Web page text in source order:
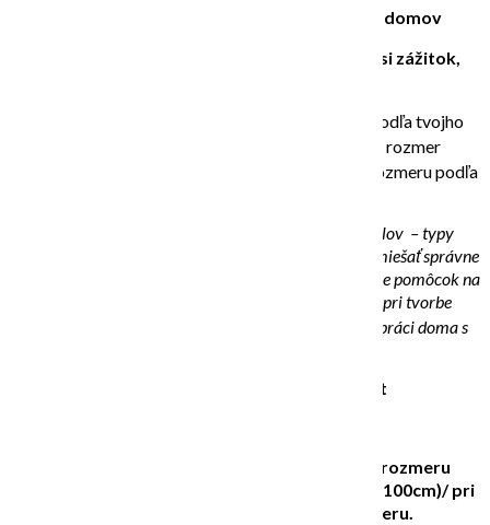
Vytvorte si minimalistický obraz pre svoj domov
Daruj si zážitok,
Spolu si vytvoríme plastický obraz na plátne – podľa tvojho
výberu tvaru a veľkosti /Najväčšie plátno má rozmer
60x60cm*/ je možné doplatiť si väčšie plátno do rozmeru podľa
Vystvetlíme si možnosti použitia rôznych materiálov – typy
štrukturovacích pást, tmelových výrobkov, ako si namiešať správne
zmes, aby po uschnutí nepopraskala, efektívne použitie pomôcok na
tvorbu dekoru na obraze, ako a kedy použiť farbu pri tvorbe
plastického dizajnu a jej aplikácie, odporúčania pri práci doma s
Stretnutie/kurz trvá 90 – 120 minút
*alebo cena pri väčšom plátne 360€ (až do rozmeru
100x80cm) alebo 460€ (do rozmeru max.120x100cm)/ pri
ešte väčšom plátne je kalkulácia na mieru.